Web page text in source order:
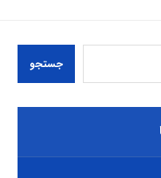
جستجو